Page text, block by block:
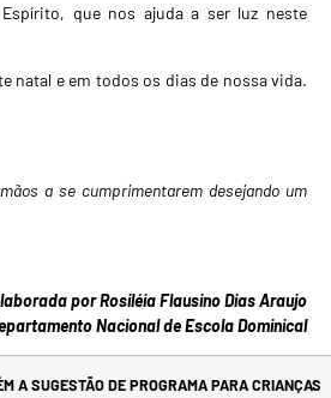
que nos ajuda a ser luz neste
natal e em todos os dias de nossa vida.
a se cumprimentarem desejando um
por Rosiléia Flausino Dias Araujo
Nacional de Escola Dominical
A SUGESTÃO DE PROGRAMA PARA CRIANÇAS